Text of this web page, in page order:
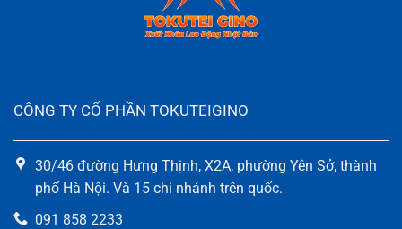
CÔNG TY CỔ PHẦN TOKUTEIGINO
30/46 đường Hưng Thịnh, X2A, phường Yên Sở, thành
phố Hà Nội. Và 15 chi nhánh trên quốc.
091 858 2233